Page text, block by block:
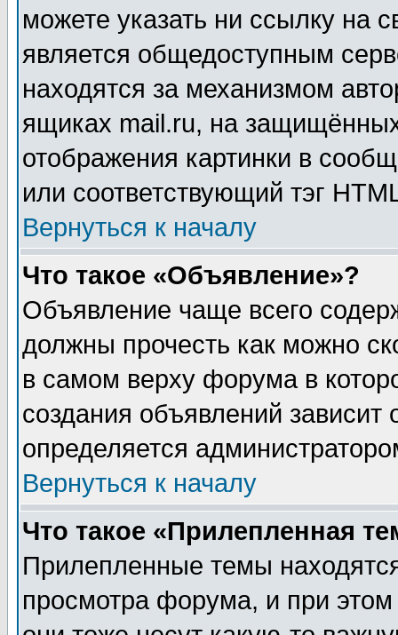
можете указать ни ссылку на
является общедоступным
находятся за механизмом
ящиках mail.ru, на
отображения картинки в
или соответствующий тэг
Вернуться к началу
Что такое «Объявление»?
Объявление чаще всего
должны прочесть как можно
в самом верху форума в
создания объявлений зависит
определяется
Вернуться к началу
Что такое «Прилепленная
Прилепленные темы
просмотра форума, и при